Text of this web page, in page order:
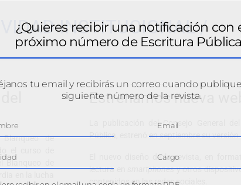
INSTITUCIONAL /
de
el curso de
de
en la lucha
Estrenamos nueva web
La publicación del Consejo General
Pública, estrenó en septiembre su versión
El nuevo diseño de la revista, en
lectura en
smartphonesy otros
contenidos en las redes sociales.
¿Quieres recibir una notificación con
próximo número de Escritura
tu email y recibirás un correo cuando
siguiente número de la revista.